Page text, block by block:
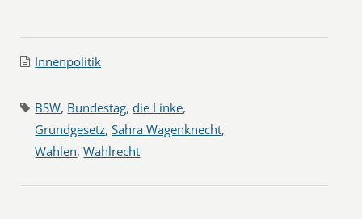
Innenpolitik
BSW, Bundestag,die Linke,
Grundgesetz,Sahra Wagenknecht,
Wahlen,Wahlrecht